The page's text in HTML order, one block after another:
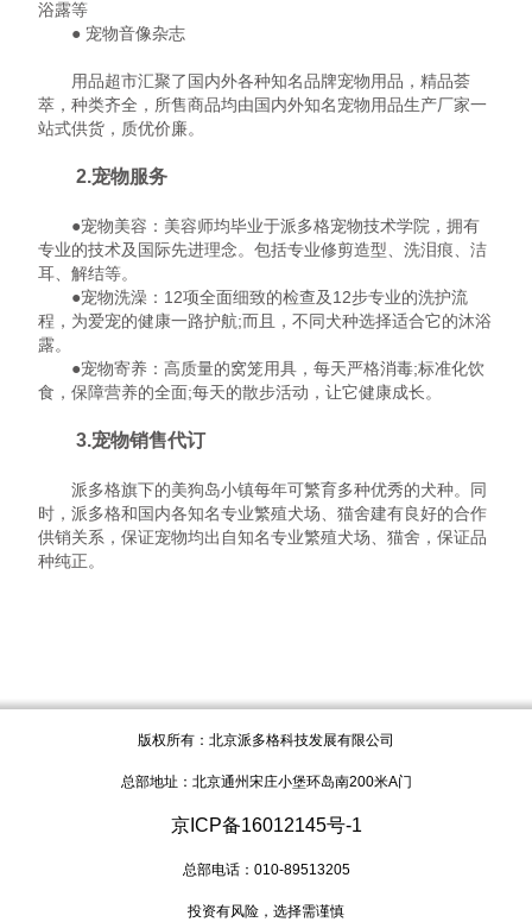
浴露等
● 宠物音像杂志
用品超市汇聚了国内外各种知名品牌宠物用品，精品荟
萃，种类齐全，所售商品均由国内外知名宠物用品生产厂家一
站式供货，质优价廉。
2.宠物服务
●宠物美容：美容师均毕业于派多格宠物技术学院，拥有
专业的技术及国际先进理念。包括专业修剪造型、洗泪痕、洁
耳、解结等。
●宠物洗澡：12项全面细致的检查及12步专业的洗护流
程，为爱宠的健康一路护航;而且，不同犬种选择适合它的沐浴
露。
●宠物寄养：高质量的窝笼用具，每天严格消毒;标准化饮
食，保障营养的全面;每天的散步活动，让它健康成长。
3.宠物销售代订
派多格旗下的美狗岛小镇每年可繁育多种优秀的犬种。同
时，派多格和国内各知名专业繁殖犬场、猫舍建有良好的合作
供销关系，保证宠物均出自知名专业繁殖犬场、猫舍，保证品
种纯正。
版权所有：北京派多格科技发展有限公司
总部地址：北京通州宋庄小堡环岛南200米A门
京ICP备16012145号-1
总部电话：010-89513205
投资有风险，选择需谨慎